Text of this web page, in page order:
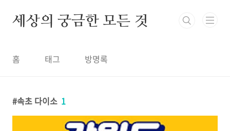
세상의 궁금한 모든 것
홈 태그 방명록
속초 다이소 1